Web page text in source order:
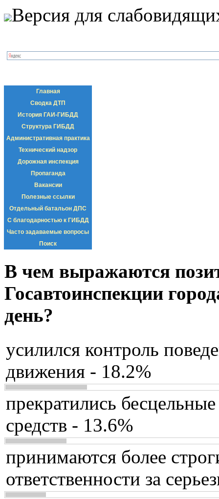
Версия для
Главная
Сводка ДТП
История ГАИ-ГИБДД
Структура ГИБДД
Административная практика
Технический надзор
Дорожная инспекция
Пропаганда
Вакансии
Полезные ссылки
Отдельный батальон ДПС
С благодарностью к ГИБДД
Часто задаваемые вопросы
Поиск
В чем выражаются
Госавтоинспекции
день?
усилился контроль
движения - 18.2%
прекратились
средств - 13.6%
принимаются более
ответственности за